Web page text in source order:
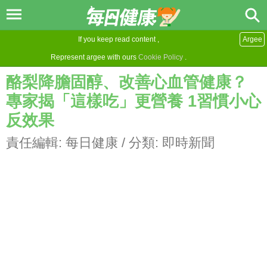
If you keep read content ,
Represent argee with ours Cookie Policy .
Argee
酪梨降膽固醇、改善心血管健康？
專家揭「這樣吃」更營養 1習慣小心
反效果
責任編輯: 每日健康 / 分類: 即時新聞